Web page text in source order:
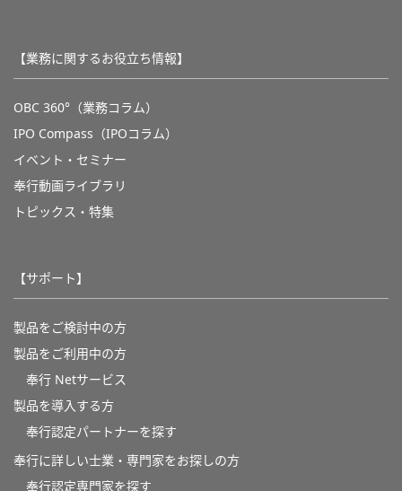
【業務に関するお役立ち情報】
OBC 360°（業務コラム）
IPO Compass（IPOコラム）
イベント・セミナー
奉行動画ライブラリ
トピックス・特集
【サポート】
製品をご検討中の方
製品をご利用中の方
奉行 Netサービス
製品を導入する方
奉行認定パートナーを探す
奉行に詳しい士業・専門家をお探しの方
奉行認定専門家を探す